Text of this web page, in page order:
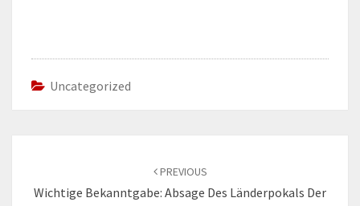
Uncategorized
PREVIOUS
Wichtige Bekanntgabe: Absage Des Länderpokals Der